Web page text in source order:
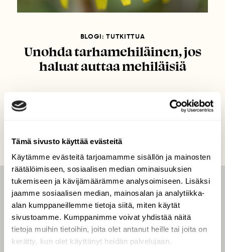
Tämä sivusto käyttää evästeitä
Käytämme evästeitä tarjoamamme sisällön ja mainosten
räätälöimiseen, sosiaalisen median ominaisuuksien
tukemiseen ja kävijämäärämme analysoimiseen. Lisäksi
jaamme sosiaalisen median, mainosalan ja analytiikka-
alan kumppaneillemme tietoja siitä, miten käytät
sivustoamme. Kumppanimme voivat yhdistää näitä
tietoja muihin tietoihin, joita olet antanut heille tai joita on
kerätty, kun olet käyttänyt heidän palvelujaan.
BLOGI: TUTKITTUA
Unohda tarhamehiläinen, jos
haluat auttaa mehiläisiä
LEHTI
Uusin lehti
Tilaa Suomen Luonto
Tilaa digilukuoikeus